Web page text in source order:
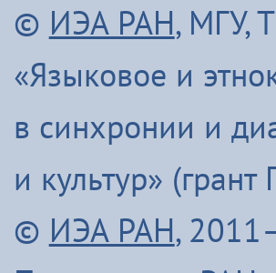
© ИЭА РАН, МГУ,
«Языковое и
в синхронии и
и культур»
© ИЭА РАН,